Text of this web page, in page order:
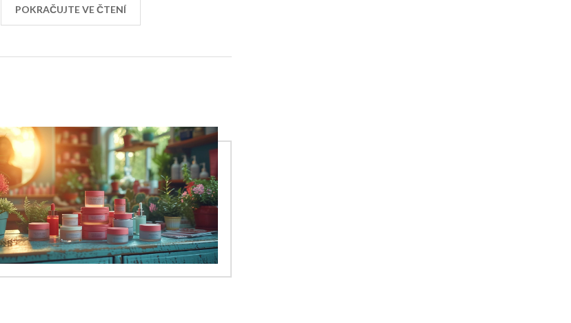
chránit před slunečním světlem a teplem a
že bychom je měli uchovávat v suchém a
správné skladování může výrazně
nejlepší metody, které ochrání vaše
parfémy!
POKRAČUJTE VE ČTENÍ